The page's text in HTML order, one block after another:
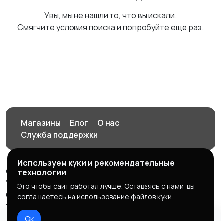
Увы, мы не нашли то, что вы искали.
Смягчите условия поиска и попробуйте еще раз.
Магазины Блог
О нас
Служба поддержки
© 2026 Орен-АЙ - Авто | Недвижимость | Работа |
Услуги
Создал Карусов Е.С ООО "ЦПК" ИНН 5609203278 ОГРН
1235600008841
Используем куки и рекомендательные
технологии
Это чтобы сайт работал лучше. Оставаясь с нами, вы
соглашаетесь на использование файлов куки.
Ок